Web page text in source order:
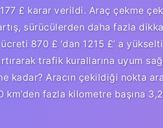
£ karar verildi. Araç çekme
sürücülerden daha fazla
870 £ ‘dan 1215 £’ a
trafik kurallarına uyum
kadar? Aracın çekildiği nokta
km’den fazla kilometre başına